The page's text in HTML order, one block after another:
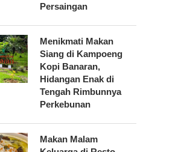
Persaingan
Menikmati Makan
Siang di Kampoeng
Kopi Banaran,
Hidangan Enak di
Tengah Rimbunnya
Perkebunan
Makan Malam